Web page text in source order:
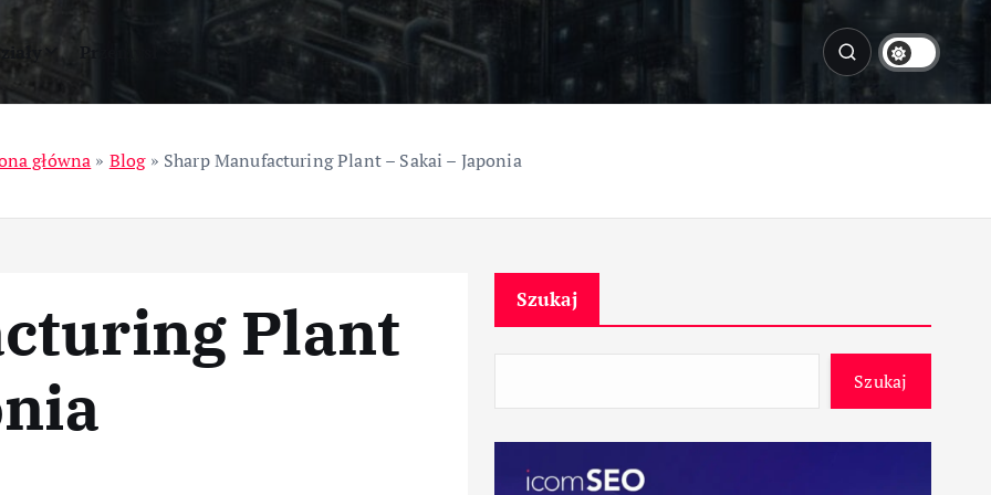
Przemysł
główna » Blog» Sharp Manufacturing Plant – Sakai – Japonia
Plant
Szukaj
Szukaj